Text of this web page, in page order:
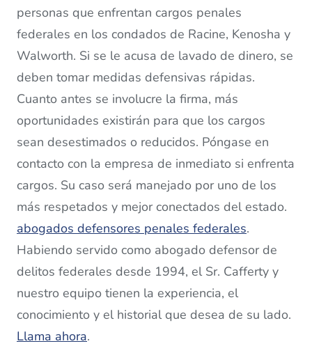
personas que enfrentan cargos penales
federales en los condados de Racine, Kenosha y
Walworth. Si se le acusa de lavado de dinero, se
deben tomar medidas defensivas rápidas.
Cuanto antes se involucre la firma, más
oportunidades existirán para que los cargos
sean desestimados o reducidos. Póngase en
contacto con la empresa de inmediato si enfrenta
cargos. Su caso será manejado por uno de los
más respetados y mejor conectados del estado.
abogados defensores penales federales.
Habiendo servido como abogado defensor de
delitos federales desde 1994, el Sr. Cafferty y
nuestro equipo tienen la experiencia, el
conocimiento y el historial que desea de su lado.
Llama ahora.